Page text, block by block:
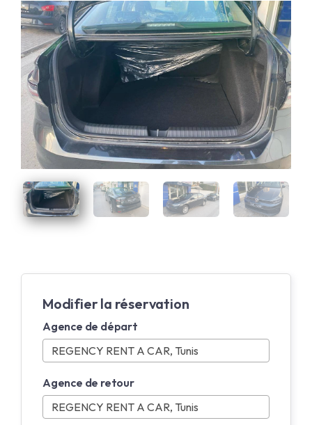
Modifier la réservation
Agence de départ
Agence de retour